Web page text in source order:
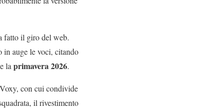
fatto il giro del web.
in auge le voci, citando
la primavera 2026.
con cui condivide
il rivestimento